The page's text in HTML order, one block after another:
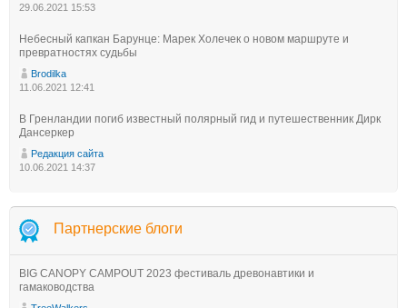
29.06.2021 15:53
Небесный капкан Барунце: Марек Холечек о новом маршруте и
превратностях судьбы
Brodilka
11.06.2021 12:41
В Гренландии погиб известный полярный гид и путешественник Дирк
Дансеркер
Редакция сайта
10.06.2021 14:37
Партнерские блоги
BIG CANOPY CAMPOUT 2023 фестиваль древонавтики и
гамаководства